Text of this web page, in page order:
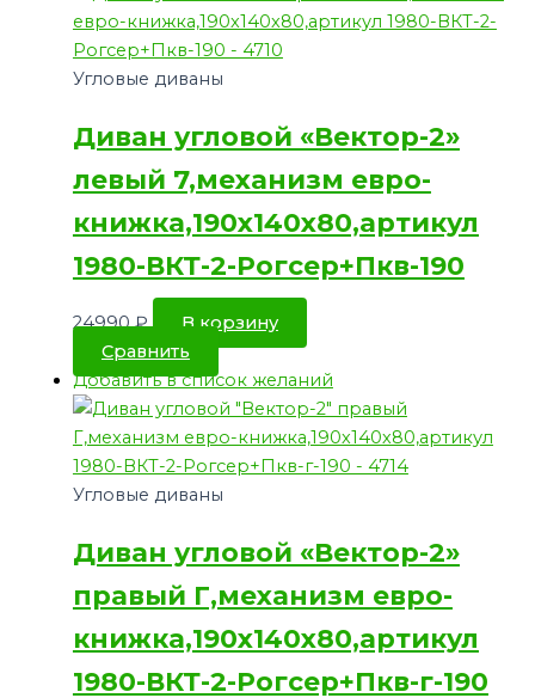
Угловые диваны
Диван угловой «Вектор-2»
левый 7,механизм евро-
книжка,190х140х80,артикул
1980-ВКТ-2-Рогсер+Пкв-190
24990₽
В корзину
Сравнить
Добавить в список желаний
Угловые диваны
Диван угловой «Вектор-2»
правый Г,механизм евро-
книжка,190х140х80,артикул
1980-ВКТ-2-Рогсер+Пкв-г-190